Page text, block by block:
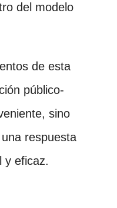
del modelo
de esta
público-
sino
respuesta
y eficaz.